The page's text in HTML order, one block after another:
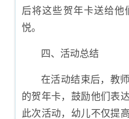
后将这些贺年卡送给
悦。
四、活动总结
在活动结束后，教
的贺年卡，鼓励他们表
此次活动，幼儿不仅提